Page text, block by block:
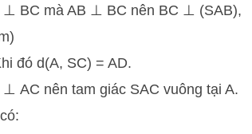
BC mà AB ⊥ BC nên BC ⊥ (SAB),
đó d(A, SC) = AD.
AC nên tam giác SAC vuông tại A.